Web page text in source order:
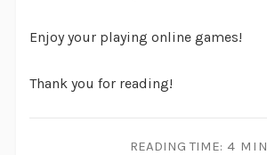
Enjoy your playing online games!
Thank you for reading!
READING TIME: 4 MIN